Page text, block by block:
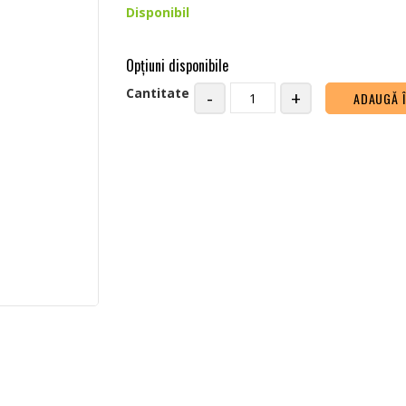
Disponibil
Opţiuni disponibile
Cantitate - + ADAUGĂ